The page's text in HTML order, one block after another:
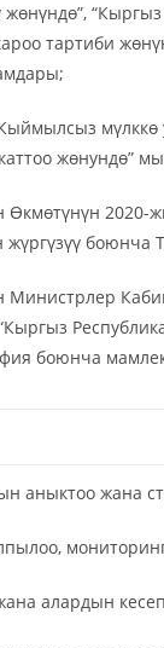
тартиби
мүлккө
жөнундө”
2020-
боюнча
боюнча
жана
алардын